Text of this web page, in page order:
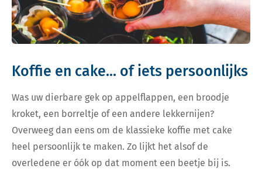
Koffie en cake... of iets persoonlijks
Was uw dierbare gek op appelflappen, een broodje
kroket, een borreltje of een andere lekkernijen?
Overweeg dan eens om de klassieke koffie met cake
heel persoonlijk te maken. Zo lijkt het alsof de
overledene er óók op dat moment een beetje bij is.